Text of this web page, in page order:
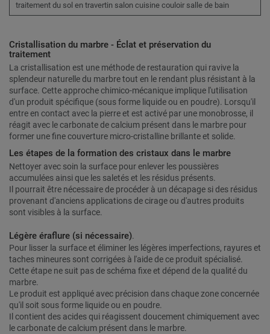
traitement du sol en travertin salon cuisine couloir salle de bain
Cristallisation du marbre - Éclat et préservation du
traitement
La cristallisation est une méthode de restauration qui ravive la
splendeur naturelle du marbre tout en le rendant plus résistant à la
surface. Cette approche chimico-mécanique implique l'utilisation
d'un produit spécifique (sous forme liquide ou en poudre). Lorsqu'il
entre en contact avec la pierre et est activé par une monobrosse, il
réagit avec le carbonate de calcium présent dans le marbre pour
former une fine couverture micro-cristalline brillante et solide.
Les étapes de la formation des cristaux dans le marbre
Nettoyer avec soin la surface pour enlever les poussières
accumulées ainsi que les saletés et les résidus présents.
Il pourrait être nécessaire de procéder à un décapage si des résidus
provenant d'anciens applications de cirage ou d'autres produits
sont visibles à la surface.
Légère éraflure (si nécessaire).
Pour lisser la surface et éliminer les légères imperfections, rayures et
taches mineures sont corrigées à l'aide de ce produit spécialisé.
Cette étape ne suit pas de schéma fixe et dépend de la qualité du
marbre.
Le produit est appliqué avec précision dans chaque zone concernée
qu'il soit sous forme liquide ou en poudre.
Il contient des acides qui réagissent doucement chimiquement avec
le carbonate de calcium présent dans le marbre.